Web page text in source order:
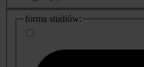
dodatkowe
informacje
forma studiów: